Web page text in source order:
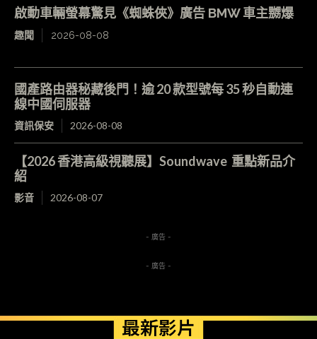
啟動車輛螢幕驚見《蜘蛛俠》廣告 BMW 車主嬲爆
趣聞 2026-08-08
國產路由器秘藏後門！逾 20 款型號每 35 秒自動連
線中國伺服器
資訊保安 2026-08-08
【2026 香港高級視聽展】Soundwave 重點新品介
紹
影音 2026-08-07
- 廣告 -
- 廣告 -
最新影片